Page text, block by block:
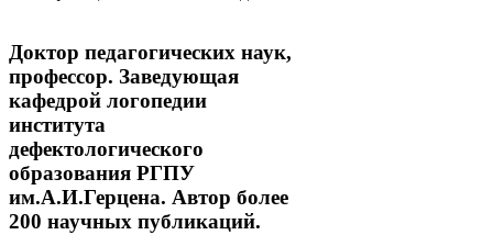
Доктор педагогических наук,
профессор. Заведующая
кафедрой логопедии
института
дефектологического
образования РГПУ
им.А.И.Герцена. Автор более
200 научных публикаций.